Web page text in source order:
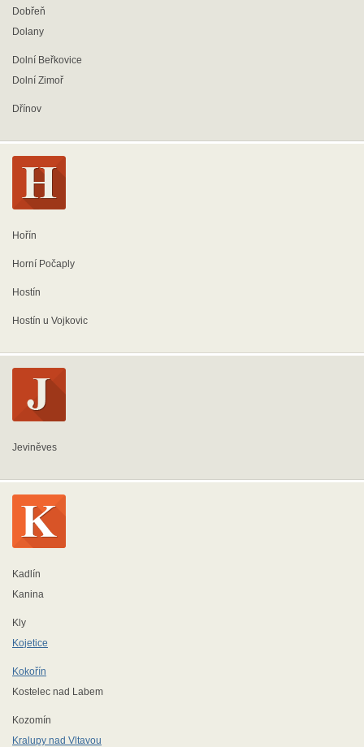
Dobřeň
Dolany
Dolní Beřkovice
Dolní Zimoř
Dřínov
Hořín
Horní Počaply
Hostín
Hostín u Vojkovic
Jeviněves
Kadlín
Kanina
Kly
Kojetice
Kokořín
Kostelec nad Labem
Kozomín
Kralupy nad Vltavou